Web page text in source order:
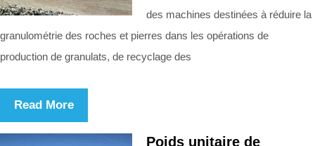
des machines destinées à réduire la
granulométrie des roches et pierres dans les opérations de
production de granulats, de recyclage des
Read More
Poids unitaire de